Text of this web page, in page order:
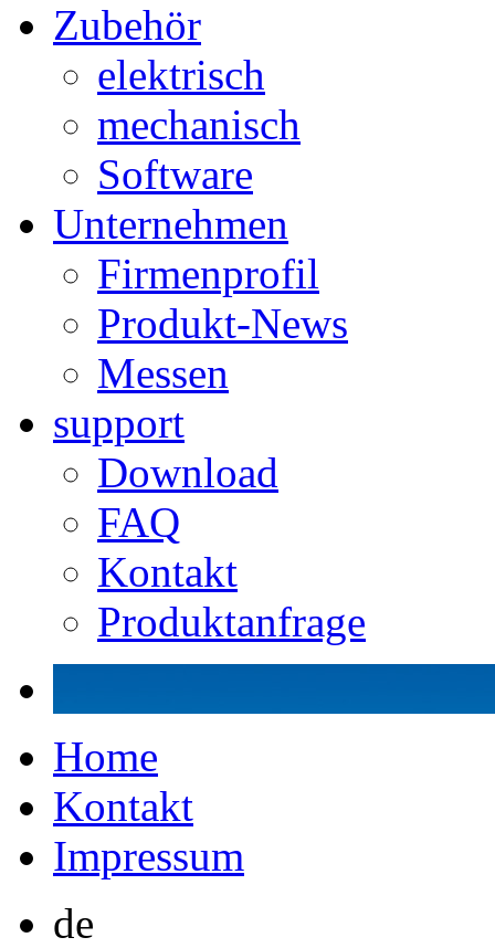
Zubehör
elektrisch
mechanisch
Software
Unternehmen
Firmenprofil
Produkt-News
Messen
support
Download
FAQ
Kontakt
Produktanfrage
Home
Kontakt
Impressum
de